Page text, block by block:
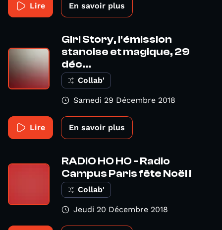
Lire En savoir plus
Girl Story, l'émission
stanoise et magique, 29
déc...
Collab'
Samedi 29 Décembre 2018
Lire En savoir plus
RADIO HO HO - Radio
Campus Paris fête Noël !
Collab'
Jeudi 20 Décembre 2018